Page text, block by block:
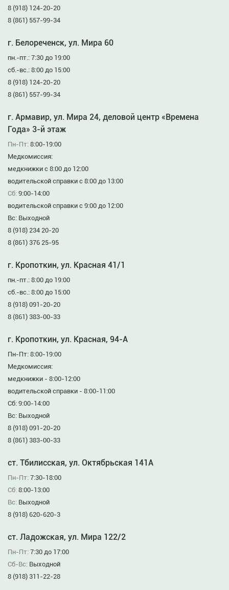
8 (918) 124-20-20
8 (861) 557-99-34
г. Белореченск, ул. Мира 60
пн.-пт.: 7:30 до 19:00
сб.-вс.: 8:00 до 15:00
8 (918) 124-20-20
8 (861) 557-99-34
г. Армавир, ул. Мира 24, деловой центр «Времена
Года» 3-й этаж
Пн-Пт: 8:00-19:00
Медкомиссия:
медкнижки с 8:00 до 12:00
водительской справки с 8:00 до 13:00
Сб: 9:00-14:00
водительской справки с 9:00 до 12:00
Вс: Выходной
8 (918) 234 20-20
8 (861) 376 25-95
г. Кропоткин, ул. Красная 41/1
пн.-пт.: 8:00 до 19:00
сб.-вс.: 8:00 до 15:00
8 (918) 091-20-20
8 (861) 383-00-33
г. Кропоткин, ул. Красная, 94-А
Пн-Пт: 8:00-19:00
Медкомиссия:
медкнижки - 8:00-12:00
водительской справки - 8:00-11:00
Сб: 9:00-14:00
Вс: Выходной
8 (918) 091-20-20
8 (861) 383-00-33
ст. Тбилисская, ул. Октябрьская 141А
Пн-Пт: 7:30-18:00
Сб: 8:00-13:00
Вс: Выходной
8 (918) 620-620-3
ст. Ладожская, ул. Мира 122/2
Пн-Пт: 7:30 до 17:00
Сб-Вс: Выходной
8 (918) 311-22-28